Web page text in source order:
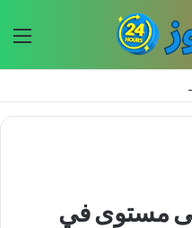
مستوى في